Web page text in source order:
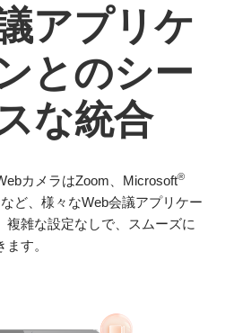
アプリケ
とのシー
な統合
カメラはZoom、Microsoft®
ど、様々なWeb会議アプリケー
複雑な設定なしで、スムーズに
す。